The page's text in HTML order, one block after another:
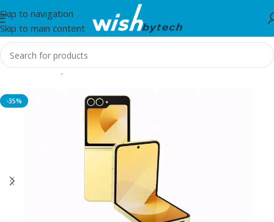
Skip to navigation
Skip to main content
Home/Smartphones
-35%